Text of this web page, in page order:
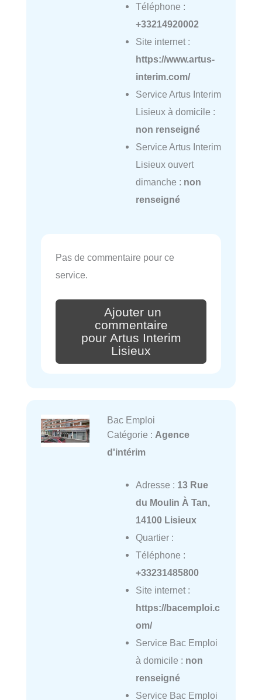
Téléphone :
+33214920002
Site internet :
https://www.artus-
interim.com/
Service Artus Interim
Lisieux à domicile :
non renseigné
Service Artus Interim
Lisieux ouvert
dimanche : non
renseigné
Pas de commentaire pour ce
service.
Ajouter un
commentaire
pour Artus Interim
Lisieux
Bac Emploi
Catégorie : Agence
d'intérim
Adresse : 13 Rue
du Moulin À Tan,
14100 Lisieux
Quartier :
Téléphone :
+33231485800
Site internet :
https://bacemploi.c
om/
Service Bac Emploi
à domicile : non
renseigné
Service Bac Emploi